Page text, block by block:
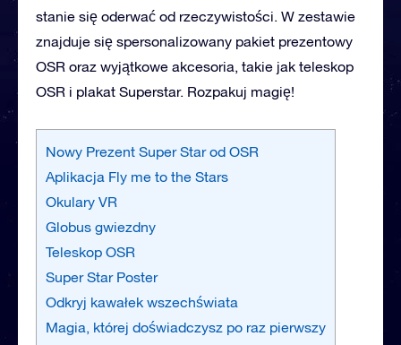
stanie się oderwać od rzeczywistości. W zestawie
znajduje się spersonalizowany pakiet prezentowy
OSR oraz wyjątkowe akcesoria, takie jak teleskop
OSR i plakat Superstar. Rozpakuj magię!
Nowy Prezent Super Star od OSR
Aplikacja Fly me to the Stars
Okulary VR
Globus gwiezdny
Teleskop OSR
Super Star Poster
Odkryj kawałek wszechświata
Magia, której doświadczysz po raz pierwszy